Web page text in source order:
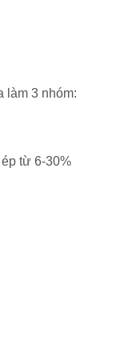
làm 3 nhóm:
từ 6-30%